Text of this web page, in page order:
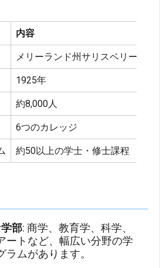
内容
メリーランド州サリスベリー
1925年
約8,000人
6つのカレッジ
約50以上の学士・修士課程
部: 商学、教育学、科学、
ートなど、幅広い分野の学
ラムがあります。